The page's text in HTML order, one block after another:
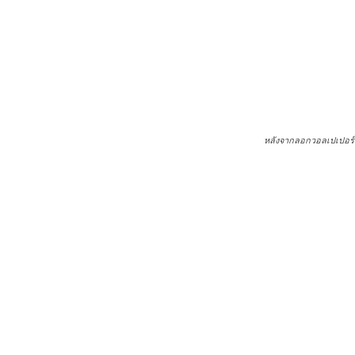
หลังจากลอกวอลเปเปอร์ ทาสี